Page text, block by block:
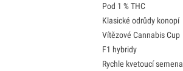
Pod 1 % THC
Klasické odrůdy konopí
Vítězové Cannabis Cup
F1 hybridy
Rychle kvetoucí semena